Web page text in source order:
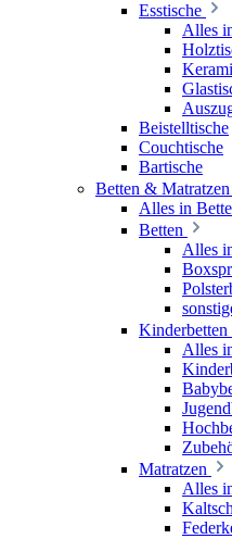
Esstische
Alles
Beistelltische
Couchtische
Bartische
Betten & Matratzen
Alles in
Betten
Alles
Kinderbetten
Alles
Matratzen
Alles